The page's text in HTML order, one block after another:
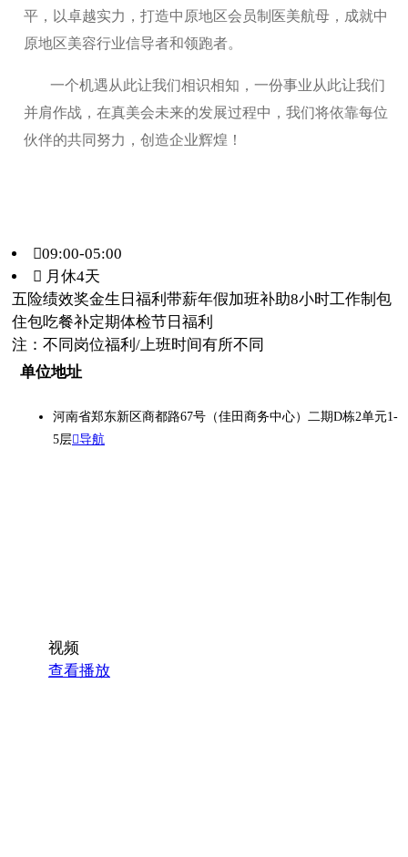
平，以卓越实力，打造中原地区会员制医美航母，成就中
原地区美容行业信导者和领跑者。
一个机遇从此让我们相识相知，一份事业从此让我们
并肩作战，在真美会未来的发展过程中，我们将依靠每位
伙伴的共同努力，创造企业辉煌！
09:00-05:00
 月休4天
五险绩效奖金生日福利 带薪年假加班补助8小时工作制 包
住包吃餐补定期体检节日福利
注：不同岗位福利/上班时间有所不同
单位地址
河南省郑东新区商都路67号（佳田商务中心）二期D栋2单元1-
5层导航
视频
查看播放